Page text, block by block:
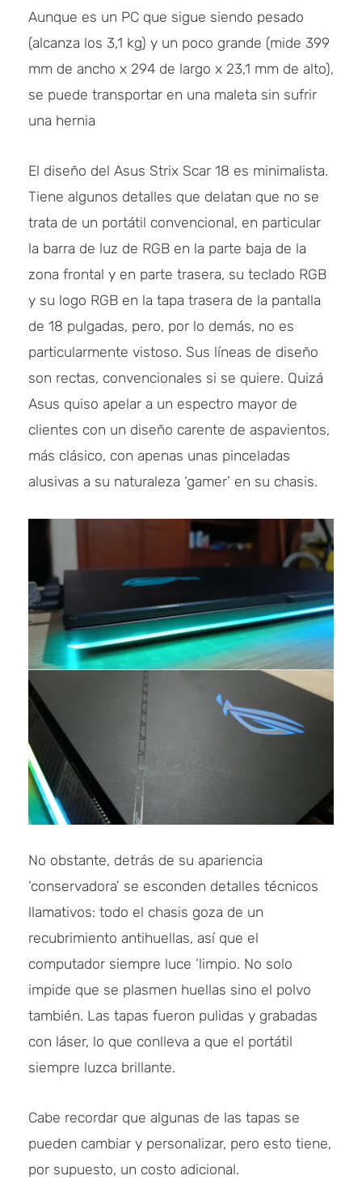
Aunque es un PC que sigue siendo pesado
(alcanza los 3,1 kg) y un poco grande (mide 399
mm de ancho x 294 de largo x 23,1 mm de alto),
se puede transportar en una maleta sin sufrir
una hernia
El diseño del Asus Strix Scar 18 es minimalista.
Tiene algunos detalles que delatan que no se
trata de un portátil convencional, en particular
la barra de luz de RGB en la parte baja de la
zona frontal y en parte trasera, su teclado RGB
y su logo RGB en la tapa trasera de la pantalla
de 18 pulgadas, pero, por lo demás, no es
particularmente vistoso. Sus líneas de diseño
son rectas, convencionales si se quiere. Quizá
Asus quiso apelar a un espectro mayor de
clientes con un diseño carente de aspavientos,
más clásico, con apenas unas pinceladas
alusivas a su naturaleza ‘gamer’ en su chasis.
No obstante, detrás de su apariencia
‘conservadora’ se esconden detalles técnicos
llamativos: todo el chasis goza de un
recubrimiento antihuellas, así que el
computador siempre luce ‘limpio. No solo
impide que se plasmen huellas sino el polvo
también. Las tapas fueron pulidas y grabadas
con láser, lo que conlleva a que el portátil
siempre luzca brillante.
Cabe recordar que algunas de las tapas se
pueden cambiar y personalizar, pero esto tiene,
por supuesto, un costo adicional.